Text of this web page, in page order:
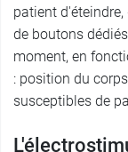
patient
de boutons
moment, en
: position du
susceptibles de